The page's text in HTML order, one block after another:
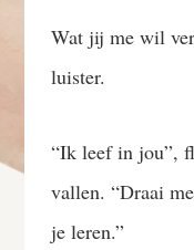
Wat jij me wil
luister.
“Ik leef in jou”,
vallen. “Draai
je leren.”